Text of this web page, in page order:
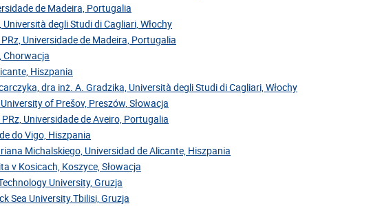
de Madeira, Portugalia
degli Studi di Cagliari, Włochy
Universidade de Madeira, Portugalia
Chorwacja
Hiszpania
dra inż. A. Gradzika, Università degli Studi di Cagliari, Włochy
of Prešov, Preszów, Słowacja
Universidade de Aveiro, Portugalia
do Vigo, Hiszpania
Michalskiego, Universidad de Alicante, Hiszpania
v Kosicach, Koszyce, Słowacja
University, Gruzja
Sea University.Tbilisi, Gruzja